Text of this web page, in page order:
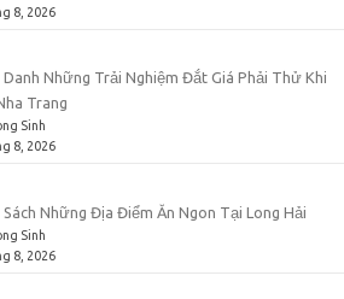
8, 2026
Những Trải Nghiệm Đắt Giá Phải Thử Khi
Trang
Sinh
8, 2026
Sách Những Địa Điểm Ăn Ngon Tại Long Hải
Sinh
8, 2026